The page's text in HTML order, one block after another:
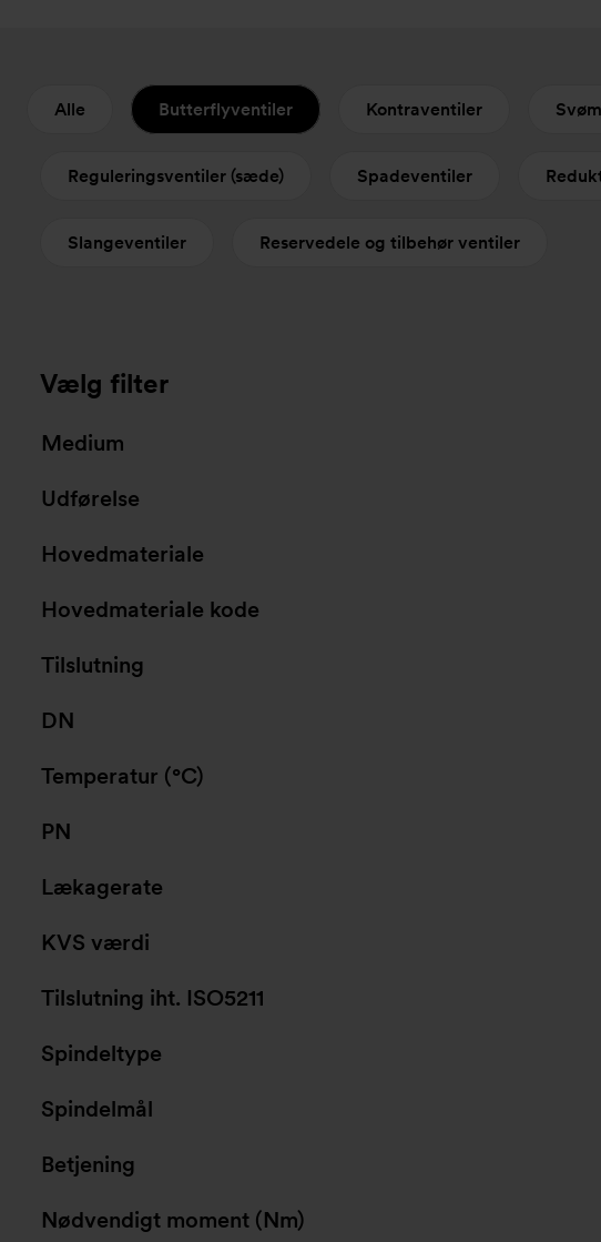
Alle Butterflyventiler Kontraventiler
Reguleringsventiler (sæde) Spadeventiler
Slangeventiler Reservedele og tilbehør ventiler
Vælg filter
Medium
Udførelse
Hovedmateriale
Hovedmateriale kode
Tilslutning
DN
Temperatur (°C)
PN
Lækagerate
KVS værdi
Tilslutning iht. ISO5211
Spindeltype
Spindelmål
Betjening
Nødvendigt moment (Nm)